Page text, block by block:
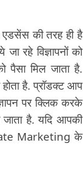
की तरह ही है
रहे विज्ञापनों को
पैसा मिल जाता है.
है. प्रॉडक्ट आप
पर क्लिक करके
है. यदि आपकी
Marketing के